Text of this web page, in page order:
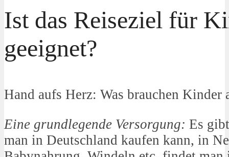
Ist das Reiseziel für
geeignet?
Hand aufs Herz: Was brauchen
Eine grundlegende Versorgung: Es
man in Deutschland kaufen kann, in